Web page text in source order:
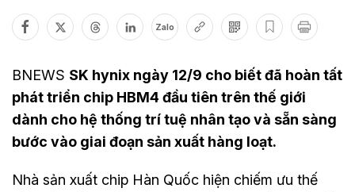
Zalo
BNEWS SK hynix ngày 12/9 cho biết đã hoàn tất
phát triển chip HBM4 đầu tiên trên thế giới
dành cho hệ thống trí tuệ nhân tạo và sẵn sàng
bước vào giai đoạn sản xuất hàng loạt.
Nhà sản xuất chip Hàn Quốc hiện chiếm ưu thế